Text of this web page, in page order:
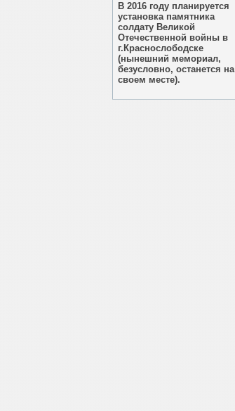
В 2016 году планируется
установка памятника
солдату Великой
Отечественной войны в
г.Краснослободске
(нынешний мемориал,
безусловно, останется на
своем месте).